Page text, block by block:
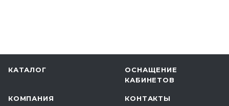
КАТАЛОГ
ОСНАЩЕНИЕ
КАБИНЕТОВ
КОМПАНИЯ КОНТАКТЫ